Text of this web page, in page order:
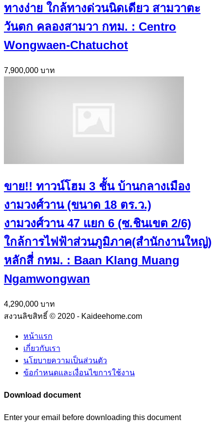
ทางง่าย ใกล้ทางด่วนนิดเดียว สามวาตะ
วันตก คลองสามวา กทม. : Centro
Wongwaen-Chatuchot
7,900,000 บาท
ขาย!! ทาวน์โฮม 3 ชั้น บ้านกลางเมือง
งามวงศ์วาน (ขนาด 18 ตร.ว.)
งามวงศ์วาน 47 แยก 6 (ซ.ชินเขต 2/6)
ใกล้การไฟฟ้าส่วนภูมิภาค(สำนักงานใหญ่)
หลักสี่ กทม. : Baan Klang Muang
Ngamwongwan
4,290,000 บาท
สงวนลิขสิทธิ์ © 2020 - Kaideehome.com
หน้าแรก
เกี่ยวกับเรา
นโยบายความเป็นส่วนตัว
ข้อกำหนดและเงื่อนไขการใช้งาน
Download document
Enter your email before downloading this document